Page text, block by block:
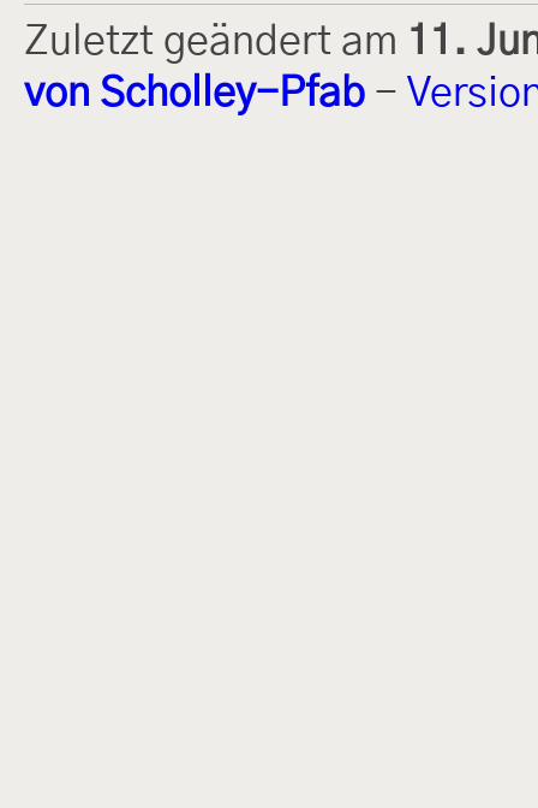
Zuletzt geändert am 11.
von Scholley-Pfab -